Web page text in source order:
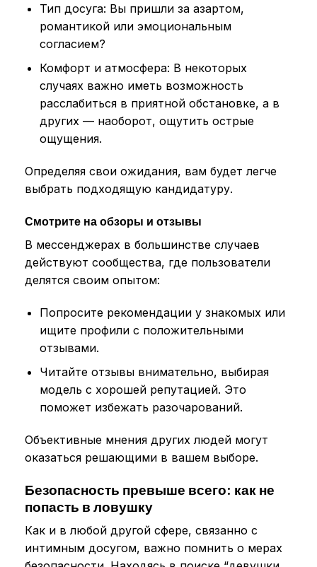
Тип досуга: Вы пришли за азартом,
романтикой или эмоциональным
согласием?
Комфорт и атмосфера: В некоторых
случаях важно иметь возможность
расслабиться в приятной обстановке, а в
других — наоборот, ощутить острые
ощущения.
Определяя свои ожидания, вам будет легче
выбрать подходящую кандидатуру.
Смотрите на обзоры и отзывы
В мессенджерах в большинстве случаев
действуют сообщества, где пользователи
делятся своим опытом:
Попросите рекомендации у знакомых или
ищите профили с положительными
отзывами.
Читайте отзывы внимательно, выбирая
модель с хорошей репутацией. Это
поможет избежать разочарований.
Объективные мнения других людей могут
оказаться решающими в вашем выборе.
Безопасность превыше всего: как не
попасть в ловушку
Как и в любой другой сфере, связанно с
интимным досугом, важно помнить о мерах